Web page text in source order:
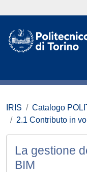
IRIS Catalogo
2.1 Contributo in
La gestione
BIM